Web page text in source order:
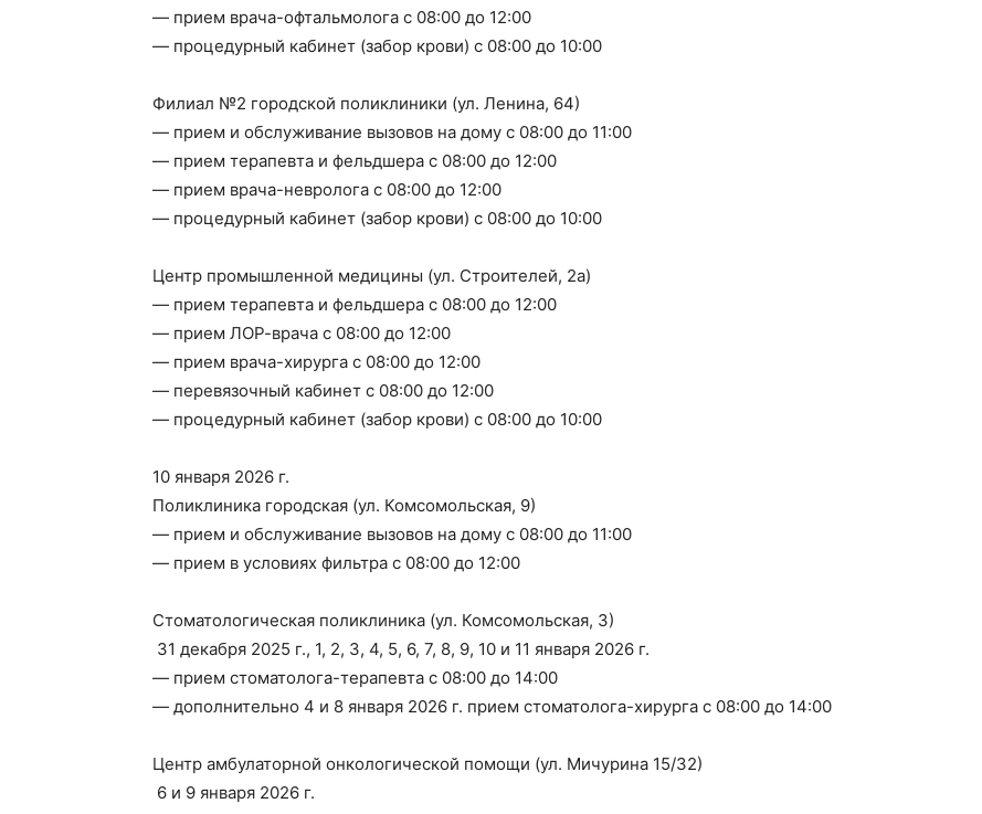
— прием врача-офтальмолога с 08:00 до 12:00
— процедурный кабинет (забор крови) с 08:00 до 10:00
Филиал №2 городской поликлиники (ул. Ленина, 64)
— прием и обслуживание вызовов на дому с 08:00 до 11:00
— прием терапевта и фельдшера с 08:00 до 12:00
— прием врача-невролога с 08:00 до 12:00
— процедурный кабинет (забор крови) с 08:00 до 10:00
Центр промышленной медицины (ул. Строителей, 2а)
— прием терапевта и фельдшера с 08:00 до 12:00
— прием ЛОР-врача с 08:00 до 12:00
— прием врача-хирурга с 08:00 до 12:00
— перевязочный кабинет с 08:00 до 12:00
— процедурный кабинет (забор крови) с 08:00 до 10:00
10 января 2026 г.
Поликлиника городская (ул. Комсомольская, 9)
— прием и обслуживание вызовов на дому с 08:00 до 11:00
— прием в условиях фильтра с 08:00 до 12:00
Стоматологическая поликлиника (ул. Комсомольская, 3)
️ 31 декабря 2025 г., 1, 2, 3, 4, 5, 6, 7, 8, 9, 10 и 11 января 2026 г.
— прием стоматолога-терапевта с 08:00 до 14:00
— дополнительно 4 и 8 января 2026 г. прием стоматолога-хирурга с 08:00 до 14:00
Центр амбулаторной онкологической помощи (ул. Мичурина 15/32)
️ 6 и 9 января 2026 г.